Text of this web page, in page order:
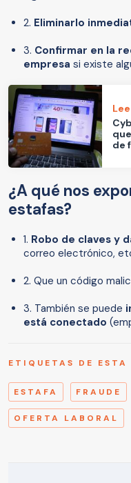
2. Eliminarlo
3. Confirmar en la
empresa si existe
de
¿A qué nos
estafas?
1. Robo de claves y
correo electrónico,
2. Que un código
3. También se puede
está conectado
ETIQUETAS DE ESTA
ESTAFA FRAUDE
OFERTA LABORAL